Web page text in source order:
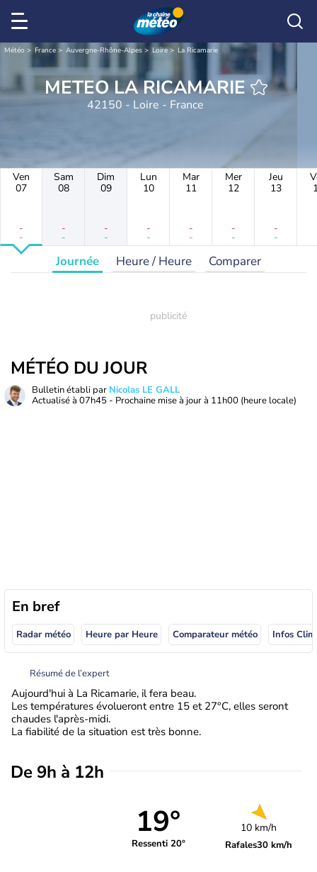
Météo France Auvergne-Rhône-Alpes Loire La Ricamarie
METEO LA RICAMARIE
42150 - Loire - France
Ven
07
-
-
Sam
08
-
-
Dim
09
-
-
Lun
10
-
-
Mar
11
-
-
Mer
12
-
-
Jeu
13
-
-
Journée Heure / Heure Comparer
MÉTÉO DU JOUR
Bulletin établi par Nicolas LE GALL
Actualisé à 07h45 - Prochaine mise à jour à 11h00 (heure locale)
En bref
Radar météo Heure par Heure Comparateur météo Infos
Résumé de l’expert
Aujourd'hui à La Ricamarie, il fera beau.
Les températures évolueront entre 15 et 27°C, elles seront
chaudes l'après-midi.
La fiabilité de la situation est très bonne.
De 9h à 12h
19°
Ressenti 20°
10 km/h
Rafales30 km/h